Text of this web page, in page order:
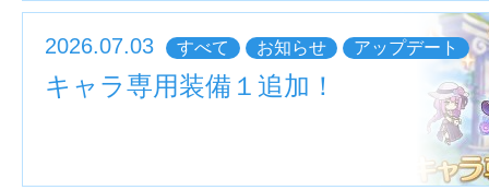
2026.07.03 すべて お知らせ アップデート
キャラ専用装備１追加！